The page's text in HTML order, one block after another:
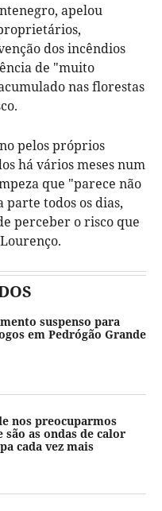
apelou
dos incêndios
de "muito
nas florestas
pelos próprios
há vários meses num
que "parece não
parte todos os dias,
perceber o risco que
suspenso para
em Pedrógão Grande
nos preocuparmos
são as ondas de calor
cada vez mais